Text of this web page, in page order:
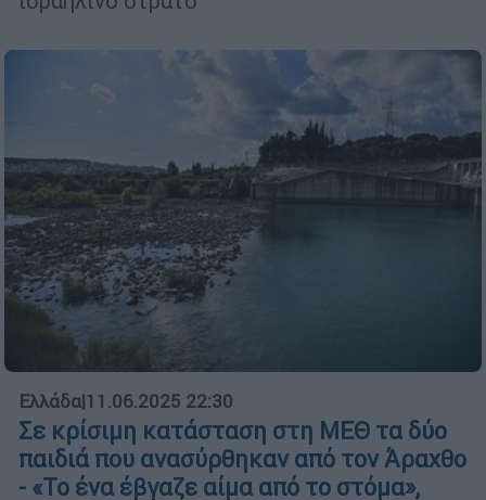
Ελλάδα|11.06.2025 22:30
Σε κρίσιμη κατάσταση στη ΜΕΘ τα δύο
παιδιά που ανασύρθηκαν από τον Άραχθο
- «Το ένα έβγαζε αίμα από το στόμα»,